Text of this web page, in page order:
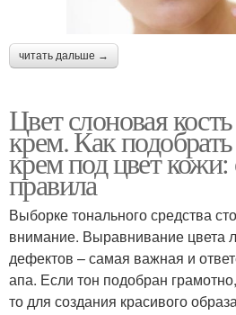
читать дальше →
Цвет слоновая
крем. Как
крем под цвет
правила
Выборке тонального средства
внимание. Выравнивание цвета
дефектов – самая важная и
апа. Если тон подобран
то для создания красивого